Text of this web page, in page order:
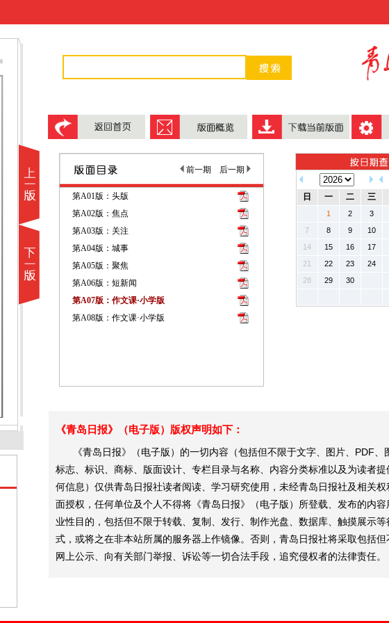
前一期 后一期
第A01版：头版
第A02版：焦点
第A03版：关注
第A04版：城事
第A05版：聚焦
第A06版：短新闻
第A07版：作文课·小学版
第A08版：作文课·小学版
日 一 二 三
1 2 3
7
8 9 10
14
15 16 17
21
22 23 24
28
29 30
《青岛日报》（电子版）版权声明如下：
《青岛日报》（电子版）的一切内容（包括但不限于文字、图片、PDF、
标志、标识、商标、版面设计、专栏目录与名称、内容分类标准以及为读者提
何信息）仅供青岛日报社读者阅读、学习研究使用，未经青岛日报社及相关权
面授权，任何单位及个人不得将《青岛日报》（电子版）所登载、发布的内容
业性目的，包括但不限于转载、复制、发行、制作光盘、数据库、触摸展示等
式，或将之在非本站所属的服务器上作镜像。否则，青岛日报社将采取包括但
网上公示、向有关部门举报、诉讼等一切合法手段，追究侵权者的法律责任。